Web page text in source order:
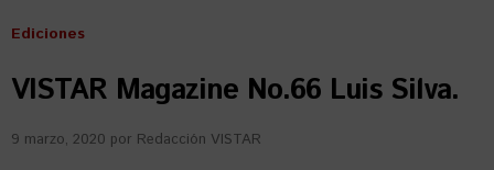
Ediciones
VISTAR Magazine No.66 Luis Silva.
9 marzo, 2020 por Redacción VISTAR